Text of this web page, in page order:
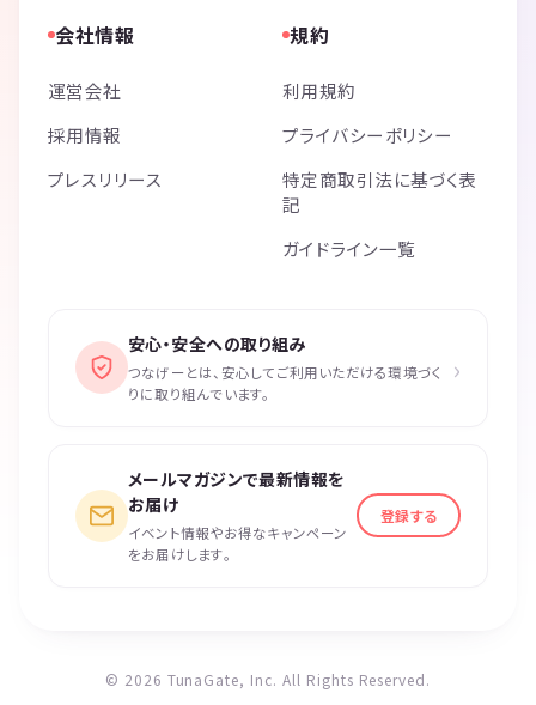
会社情報
運営会社
採用情報
プレスリリース
規約
利用規約
プライバシーポリシー
特定商取引法に基づく表
記
ガイドライン一覧
安心・安全への取り組み
つなげーとは、安心してご利用いただける環境づく
りに取り組んでいます。
›
メールマガジンで最新情報を
お届け
イベント情報やお得なキャンペーン
をお届けします。
登録する
© 2026 TunaGate, Inc. All Rights Reserved.